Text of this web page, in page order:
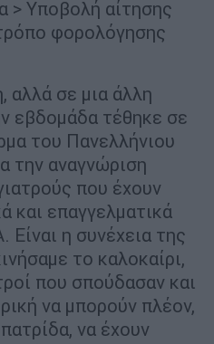
> Υποβολή αίτησης
φορολόγησης
αλλά σε μια άλλη
εβδομάδα τέθηκε σε
του Πανελλήνιου
την αναγνώριση
που έχουν
και επαγγελματικά
η συνέχεια της
το καλοκαίρι,
που σπούδασαν και
να μπορούν πλέον,
να έχουν